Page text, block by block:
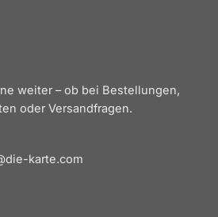
weiter – ob bei Bestellungen,
oder Versandfragen.
karte.com